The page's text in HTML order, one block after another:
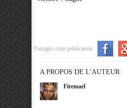
Partagez cette publication
A PROPOS DE L'AUTEUR
Firemael